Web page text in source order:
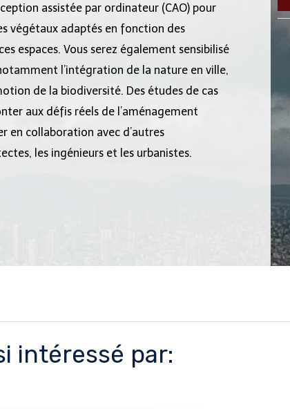
assistée par ordinateur (CAO) pour
végétaux adaptés en fonction des
espaces. Vous serez également sensibilisé
l’intégration de la nature en ville,
de la biodiversité. Des études de cas
aux défis réels de l’aménagement
en collaboration avec d’autres
les ingénieurs et les urbanistes.
intéressé par: